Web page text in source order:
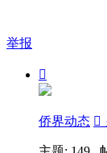
举报

侨界动态 